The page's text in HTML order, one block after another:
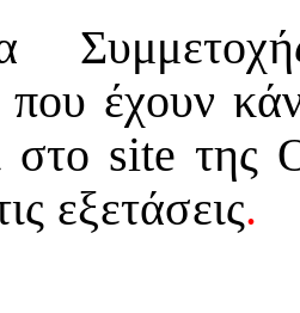
έχουν
στο site της
εξετάσεις.